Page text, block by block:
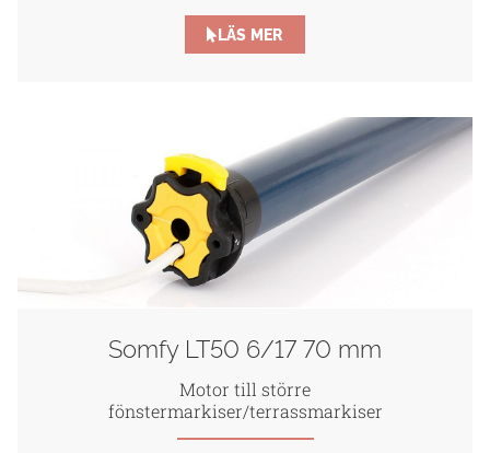
LÄS MER
Somfy LT50 6/17 70 mm
Motor till större
fönstermarkiser/terrassmarkiser